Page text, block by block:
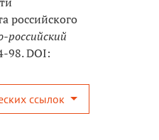
российского
98. DOI:
ссылок